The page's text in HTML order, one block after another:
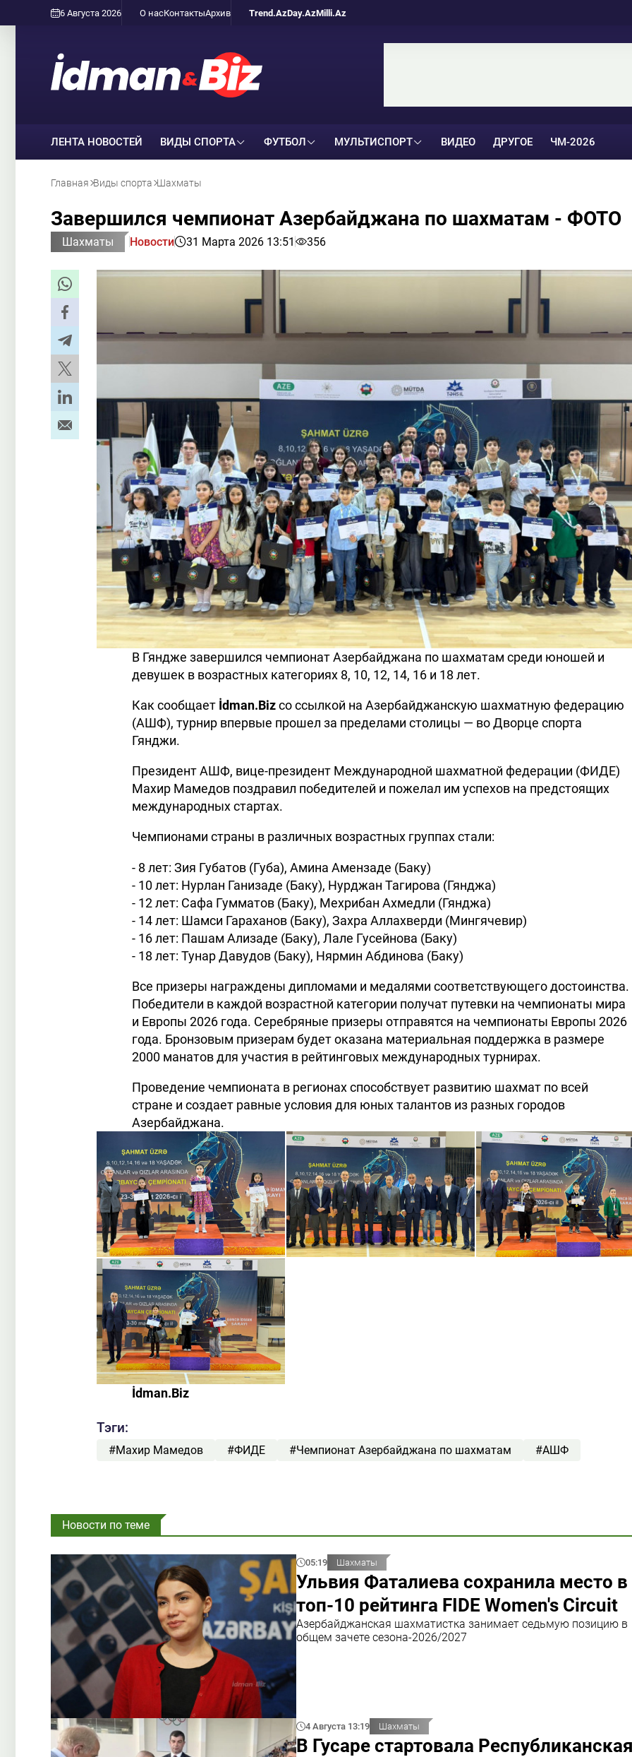
6 Августа 2026 О насКонтактыАрхив Trend.AzDay.AzMilli.Az
ЛЕНТА НОВОСТЕЙ ВИДЫ СПОРТА ФУТБОЛ МУЛЬТИСПОРТ ВИДЕО ДРУГОЕ ЧМ-2026
Главная Виды спорта Шахматы
Завершился чемпионат Азербайджана по шахматам - ФОТО
Шахматы Новости 31 Марта 2026 13:51 356
В Гяндже завершился чемпионат Азербайджана по шахматам среди юношей и
девушек в возрастных категориях 8, 10, 12, 14, 16 и 18 лет.
Как сообщает İdman.Bizсо ссылкой на Азербайджанскую шахматную федерацию
(АШФ), турнир впервые прошел за пределами столицы — во Дворце спорта
Гянджи.
Президент АШФ, вице-президент Международной шахматной федерации (ФИДЕ)
Махир Мамедов поздравил победителей и пожелал им успехов на предстоящих
международных стартах.
Чемпионами страны в различных возрастных группах стали:
- 8 лет: Зия Губатов (Губа), Амина Амензаде (Баку)
- 10 лет: Нурлан Ганизаде (Баку), Нурджан Тагирова (Гянджа)
- 12 лет: Сафа Гумматов (Баку), Мехрибан Ахмедли (Гянджа)
- 14 лет: Шамси Гараханов (Баку), Захра Аллахверди (Мингячевир)
- 16 лет: Пашам Ализаде (Баку), Лале Гусейнова (Баку)
- 18 лет: Тунар Давудов (Баку), Нярмин Абдинова (Баку)
Все призеры награждены дипломами и медалями соответствующего достоинства.
Победители в каждой возрастной категории получат путевки на чемпионаты мира
и Европы 2026 года. Серебряные призеры отправятся на чемпионаты Европы 2026
года. Бронзовым призерам будет оказана материальная поддержка в размере
2000 манатов для участия в рейтинговых международных турнирах.
Проведение чемпионата в регионах способствует развитию шахмат по всей
стране и создает равные условия для юных талантов из разных городов
Азербайджана.
İdman.Biz
Тэги:
#Махир Мамедов #ФИДЕ #Чемпионат Азербайджана по шахматам #АШФ
Новости по теме
05:19 Шахматы
Ульвия Фаталиева сохранила место в
топ-10 рейтинга FIDE Women's Circuit
Азербайджанская шахматистка занимает седьмую позицию в
общем зачете сезона-2026/2027
4 Августа 13:19 Шахматы
В Гусаре стартовала